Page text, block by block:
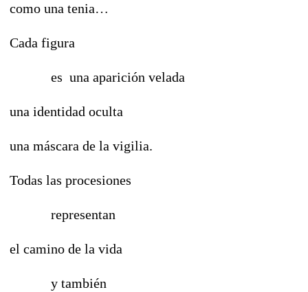
como una tenia…
Cada figura
es una aparición velada
una identidad oculta
una máscara de la vigilia.
Todas las procesiones
representan
el camino de la vida
y también